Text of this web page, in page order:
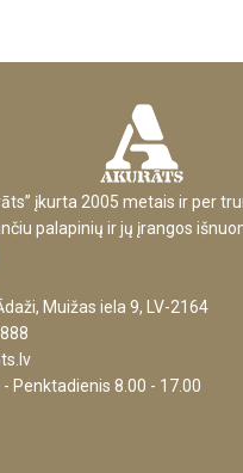
įkurta 2005 metais ir per
palapinių ir jų įrangos
Muižas iela 9, LV-2164
Penktadienis 8.00 - 17.00